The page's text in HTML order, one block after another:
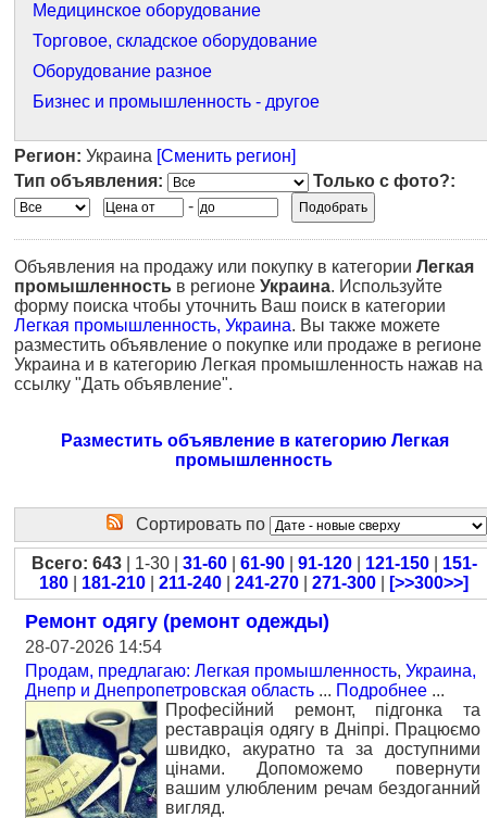
Медицинское оборудование
Торговое, складское оборудование
Оборудование разное
Бизнес и промышленность - другое
Регион: Украина [Сменить регион]
Тип объявления:
Только с фото?:
-
Объявления на продажу или покупку в категории Легкая
промышленность в регионе Украина. Используйте
форму поиска чтобы уточнить Ваш поиск в категории
Легкая промышленность, Украина. Вы также можете
разместить объявление о покупке или продаже в регионе
Украина и в категорию Легкая промышленность нажав на
ссылку "Дать объявление".
Разместить объявление в категорию Легкая
промышленность
Сортировать по
Всего: 643| 1-30 | 31-60| 61-90| 91-120| 121-150| 151-
180
181-210 211-240 241-270 271-300 [>>300>>]
Ремонт одягу (ремонт одежды)
28-07-2026 14:54
Продам, предлагаю: Легкая промышленность, Украина,
Днепр и Днепропетровская область ... Подробнее ...
Професійний ремонт, підгонка та
реставрація одягу в Дніпрі. Працюємо
швидко, акуратно та за доступними
цінами. Допоможемо повернути
вашим улюбленим речам бездоганний
вигляд.